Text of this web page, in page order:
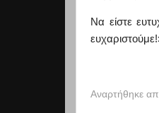
Να είστε
ευχαριστούμε!
Αναρτήθηκε